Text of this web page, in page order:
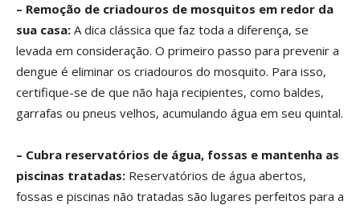
– Remoção de criadouros de mosquitos em redor da
sua casa: A dica clássica que faz toda a diferença, se
levada em consideração. O primeiro passo para prevenir a
dengue é eliminar os criadouros do mosquito. Para isso,
certifique-se de que não haja recipientes, como baldes,
garrafas ou pneus velhos, acumulando água em seu quintal.
– Cubra reservatórios de água, fossas e mantenha as
piscinas tratadas: Reservatórios de água abertos,
fossas e piscinas não tratadas são lugares perfeitos para a